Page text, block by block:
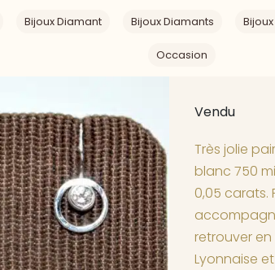
Bijoux Diamant Bijoux Diamants
Occasion
Vendu
Très jolie
blanc 750
0,05 carats.
retrouver
Lyonnaise